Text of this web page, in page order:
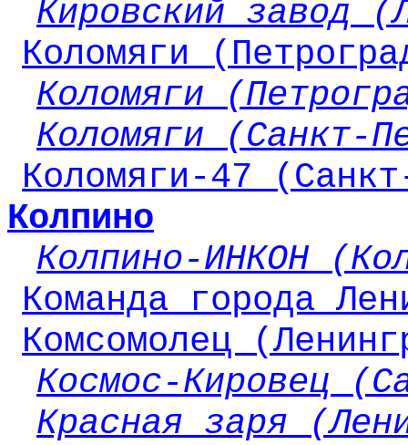
Кировский завод
Коломяги
Коломяги
Коломяги (Санкт-
Коломяги-47
Колпино
Колпино-ИНКОН
Команда города
Комсомолец
Космос-Кировец
Красная заря